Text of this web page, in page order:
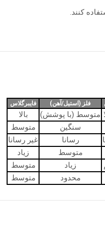
کنند.
فلز (استیل/آهن) فایبرگلاس
متوسط (با پوشش)
بالا
سنگین
متوسط
رسانا
غیر رسانا
متوسط
زیاد
زیاد
متوسط
محدود متوسط